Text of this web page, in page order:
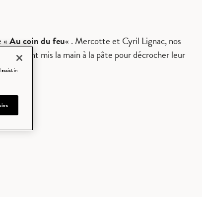
Au coin du feu« . Mercotte et Cyril Lignac, nos
Seb, ont mis la main à la pâte pour décrocher leur
in